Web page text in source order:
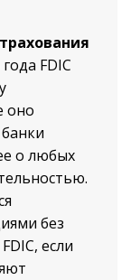
FDIC
оно
о любых
без
если